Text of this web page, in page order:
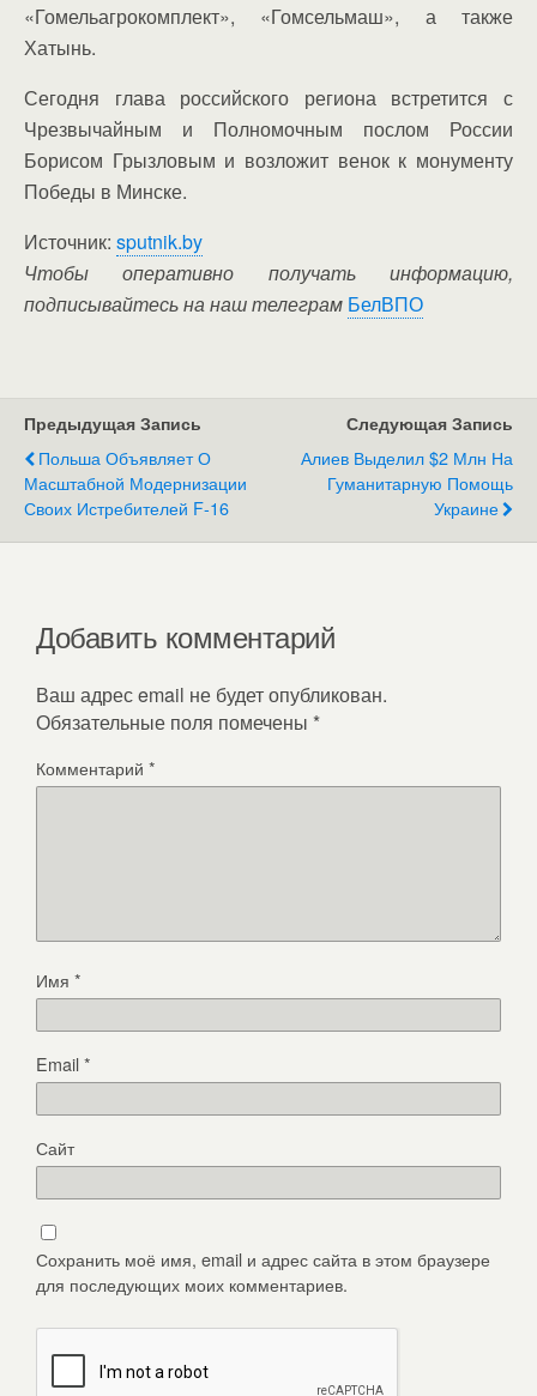
«Гомельагрокомплект», «Гомсельмаш», а также
Хатынь.
Сегодня глава российского региона встретится с
Чрезвычайным и Полномочным послом России
Борисом Грызловым и возложит венок к монументу
Победы в Минске.
Источник: sputnik.by
Чтобы оперативно получать информацию,
подписывайтесь на наш телеграм БелВПО
Предыдущая Запись
Польша Объявляет О
Масштабной Модернизации
Своих Истребителей F-16
Следующая Запись
Алиев Выделил $2 Млн На
Гуманитарную Помощь
Украине
Добавить комментарий
Ваш адрес email не будет опубликован.
Обязательные поля помечены *
Комментарий *
Имя *
Email*
Сайт
Сохранить моё имя, email и адрес сайта в этом браузере
для последующих моих комментариев.